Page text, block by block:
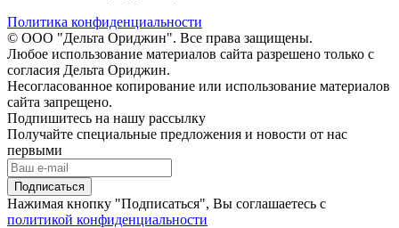
Политика конфиденциальности
© ООО "Дельта Ориджин". Все права защищены.
Любое использование материалов сайта разрешено только с
согласия Дельта Ориджин.
Несогласованное копирование или использование материалов
сайта запрещено.
Подпишитесь на нашу рассылку
Получайте специальные предложения и новости от нас
первыми
Подписаться
Нажимая кнопку "Подписаться", Вы соглашаетесь с
политикой конфиденциальности